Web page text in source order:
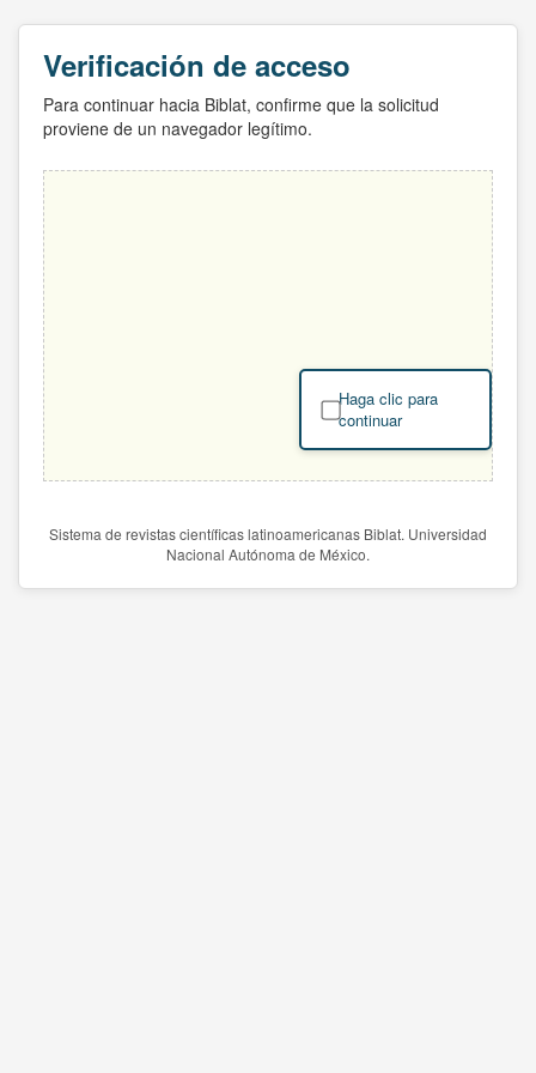
Verificación de acceso
Para continuar hacia Biblat, confirme que la solicitud
proviene de un navegador legítimo.
Haga clic para
continuar
Sistema de revistas científicas latinoamericanas Biblat. Universidad
Nacional Autónoma de México.